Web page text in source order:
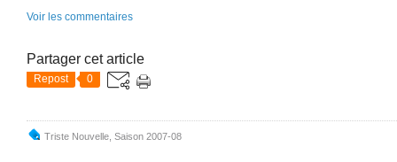
Voir les commentaires
Partager cet article
Repost 0
Triste Nouvelle Saison 2007-08